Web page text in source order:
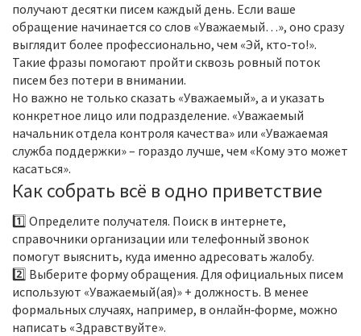
получают десятки писем каждый день. Если ваше
обращение начинается со слов «Уважаемый…», оно сразу
выглядит более профессионально, чем «Эй, кто‑то!».
Такие фразы помогают пройти сквозь ровный поток
писем без потери в внимании.
Но важно не только сказать «Уважаемый», а и указать
конкретное лицо или подразделение. «Уважаемый
начальник отдела контроля качества» или «Уважаемая
служба поддержки» – гораздо лучше, чем «Кому это может
касаться».
Как собрать всё в одно приветствие
1️⃣ Определите получателя. Поиск в интернете,
справочники организации или телефонный звонок
помогут выяснить, куда именно адресовать жалобу.
2️⃣ Выберите форму обращения. Для официальных писем
используют «Уважаемый(ая)» + должность. В менее
формальных случаях, например, в онлайн‑форме, можно
написать «Здравствуйте».